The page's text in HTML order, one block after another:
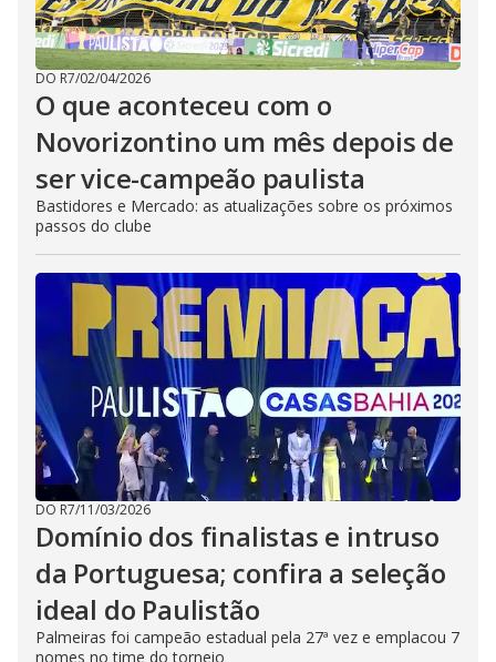
DO R7/02/04/2026
O que aconteceu com o
Novorizontino um mês depois de
ser vice-campeão paulista
Bastidores e Mercado: as atualizações sobre os próximos
passos do clube
DO R7/11/03/2026
Domínio dos finalistas e intruso
da Portuguesa; confira a seleção
ideal do Paulistão
Palmeiras foi campeão estadual pela 27ª vez e emplacou 7
nomes no time do torneio